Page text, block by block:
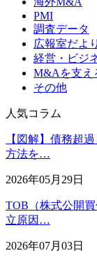
PMI
調査データ
広報室だより
経営・ビジ
M&Aを支え
その他
人気コラム
【図解】債務超
方法を…
2026年05月29日
TOB（株式公開
立原因…
2026年07月03日